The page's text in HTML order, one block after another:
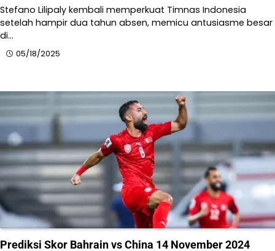
Stefano Lilipaly kembali memperkuat Timnas Indonesia
setelah hampir dua tahun absen, memicu antusiasme besar
di…
05/18/2025
Prediksi Skor Bahrain vs China 14 November 2024